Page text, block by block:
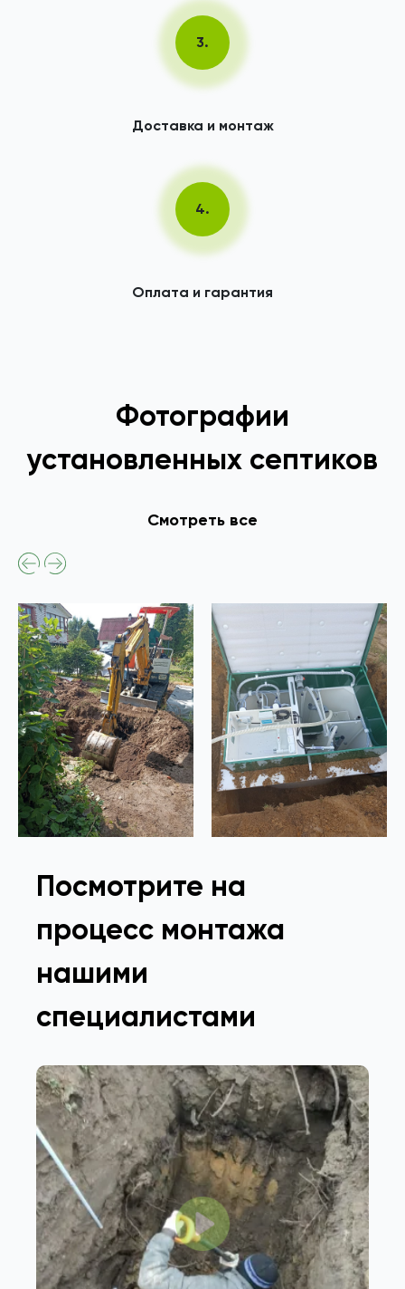
3.
Доставка и монтаж
4.
Оплата и гарантия
Фотографии
установленных септиков
Смотреть все
Посмотрите на
процесс монтажа
нашими
специалистами